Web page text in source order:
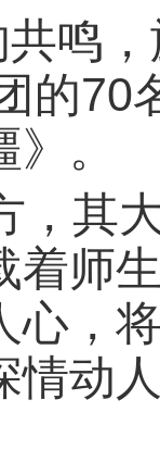
鸣
的70
。
，其
着师
心，
情动